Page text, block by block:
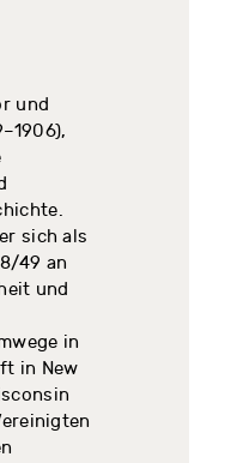
und
sich als
49 an
und
in
in New